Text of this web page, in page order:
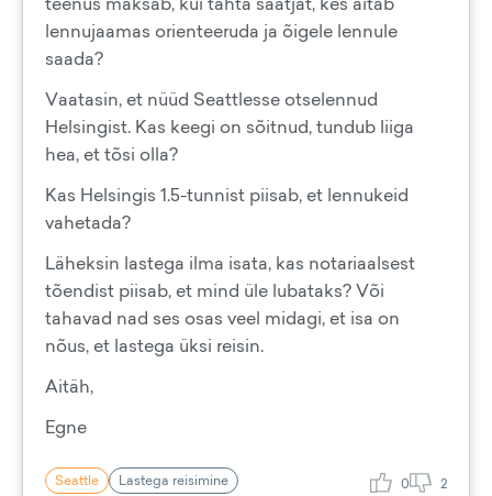
lennujaamas orienteeruda ja õigele lennule
saada?
Vaatasin, et nüüd Seattlesse otselennud
Helsingist. Kas keegi on sõitnud, tundub liiga
hea, et tõsi olla?
Kas Helsingis 1.5-tunnist piisab, et lennukeid
vahetada?
Läheksin lastega ilma isata, kas notariaalsest
tõendist piisab, et mind üle lubataks? Või
tahavad nad ses osas veel midagi, et isa on
nõus, et lastega üksi reisin.
Aitäh,
Egne
Seattle Lastega reisimine 0 2